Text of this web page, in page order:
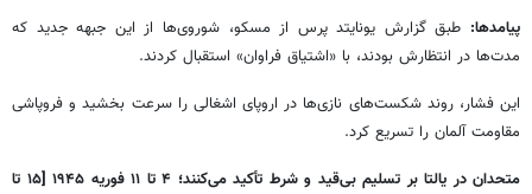
پیامدها: طبق گزارش یونایتد پرس از مسکو، شوروی‌ها از این جبهه جدید که
مدت‌ها در انتظارش بودند، با «اشتیاق فراوان» استقبال کردند.
این فشار، روند شکست‌های نازی‌ها در اروپای اشغالی را سرعت بخشید و فروپاشی
مقاومت آلمان را تسریع کرد.
متحدان در یالتا بر تسلیم بی‌قید و شرط تأکید می‌کنند؛ ۴ تا ۱۱ فوریه ۱۹۴۵ [۱۵ تا